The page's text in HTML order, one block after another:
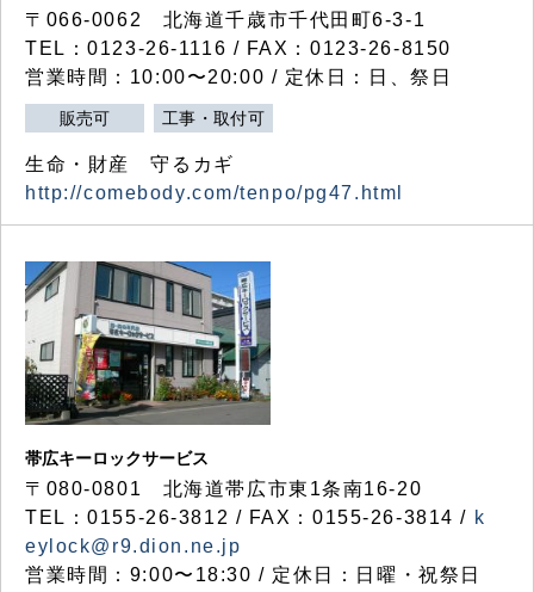
〒066-0062 北海道千歳市千代田町6-3-1
TEL：0123-26-1116 / FAX：0123-26-8150
営業時間：10:00〜20:00 / 定休日：日、祭日
販売可 工事・取付可
生命・財産 守るカギ
http://comebody.com/tenpo/pg47.html
帯広キーロックサービス
〒080-0801 北海道帯広市東1条南16-20
TEL：0155-26-3812 / FAX：0155-26-3814 / k
eylock@r9.dion.ne.jp
営業時間：9:00〜18:30 / 定休日：日曜・祝祭日